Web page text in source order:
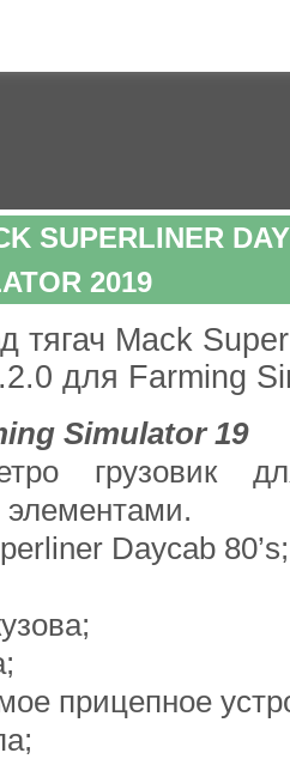
SUPERLINER
2019
Simulator 19
грузовик
Daycab 80’s;
прицепное